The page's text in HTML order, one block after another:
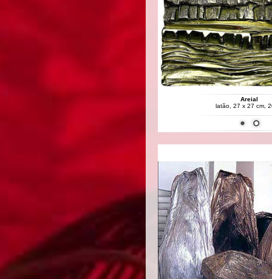
Areial
latão, 27 x 27 cm,